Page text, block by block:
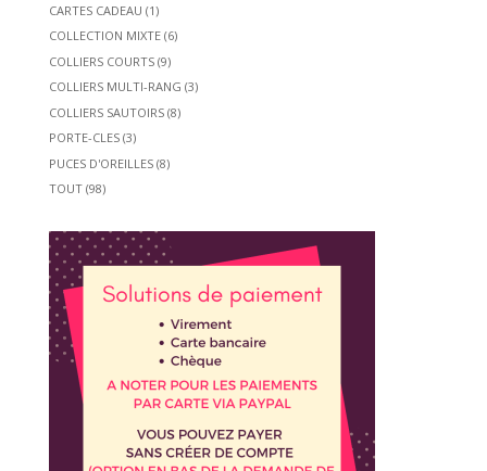
CARTES CADEAU (1)
COLLECTION MIXTE (6)
COLLIERS COURTS (9)
COLLIERS MULTI-RANG (3)
COLLIERS SAUTOIRS (8)
PORTE-CLES (3)
PUCES D'OREILLES (8)
TOUT (98)